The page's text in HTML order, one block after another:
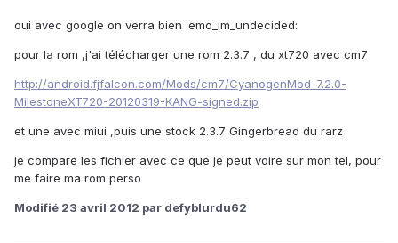
oui avec google on verra bien :emo_im_undecided:
pour la rom ,j'ai télécharger une rom 2.3.7 , du xt720 avec cm7
http://android.fjfalcon.com/Mods/cm7/CyanogenMod-7.2.0-
MilestoneXT720-20120319-KANG-signed.zip
et une avec miui ,puis une stock 2.3.7 Gingerbread du rarz
je compare les fichier avec ce que je peut voire sur mon tel, pour
me faire ma rom perso
Modifié 23 avril 2012 par defyblurdu62